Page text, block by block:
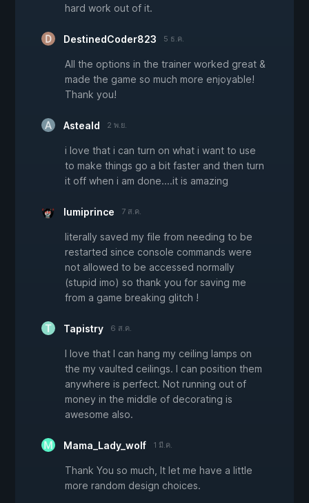
hard work out of it.
DestinedCoder823 5 ธ.ค.
All the options in the trainer worked great &
made the game so much more enjoyable!
Thank you!
Asteald 2 พ.ย.
i love that i can turn on what i want to use
to make things go a bit faster and then turn
it off when i am done....it is amazing
lumiprince 7 ส.ค.
literally saved my file from needing to be
restarted since console commands were
not allowed to be accessed normally
(stupid imo) so thank you for saving me
from a game breaking glitch !
Tapistry 6 ส.ค.
I love that I can hang my ceiling lamps on
the my vaulted ceilings. I can position them
anywhere is perfect. Not running out of
money in the middle of decorating is
awesome also.
Mama_Lady_wolf 1 มี.ค.
Thank You so much, It let me have a little
more random design choices.